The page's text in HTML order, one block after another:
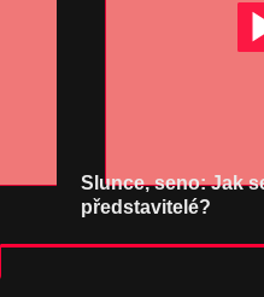
Slunce, seno: Jak
představitelé?